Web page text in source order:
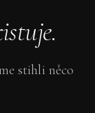
stihli něco